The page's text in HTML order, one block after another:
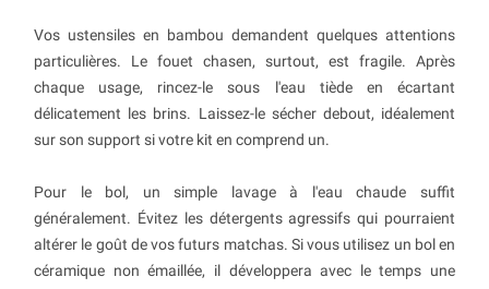
Vos ustensiles en bambou demandent quelques attentions
particulières. Le fouet chasen, surtout, est fragile. Après
chaque usage, rincez-le sous l'eau tiède en écartant
délicatement les brins. Laissez-le sécher debout, idéalement
sur son support si votre kit en comprend un.
Pour le bol, un simple lavage à l'eau chaude suffit
généralement. Évitez les détergents agressifs qui pourraient
altérer le goût de vos futurs matchas. Si vous utilisez un bol en
céramique non émaillée, il développera avec le temps une